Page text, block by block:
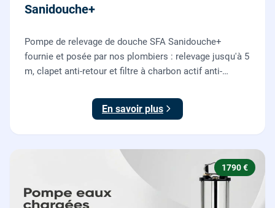
Sanidouche+
Pompe de relevage de douche SFA Sanidouche+
fournie et posée par nos plombiers : relevage jusqu'à 5
m, clapet anti-retour et filtre à charbon actif anti-
En savoir plus
1790 €